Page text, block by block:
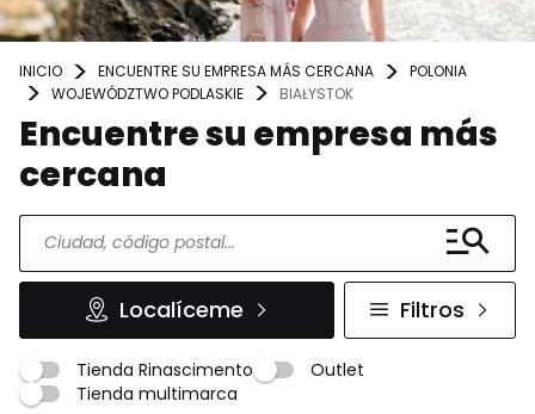
INICIO ENCUENTRE SU EMPRESA MÁS CERCANA
POLONIA
WOJEWÓDZTWO PODLASKIE
BIAŁYSTOK
Encuentre su empresa más
cercana
Localíceme Filtros
Tienda Rinascimento
Outlet
Tienda multimarca